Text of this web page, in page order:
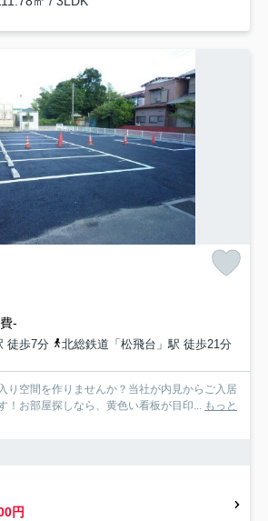
-
徒歩7分 北総鉄道「松飛台」駅 徒歩21分
り空間を作りませんか？当社が内見からご入居
！お部屋探しなら、黄色い看板が目印...
もっと
円